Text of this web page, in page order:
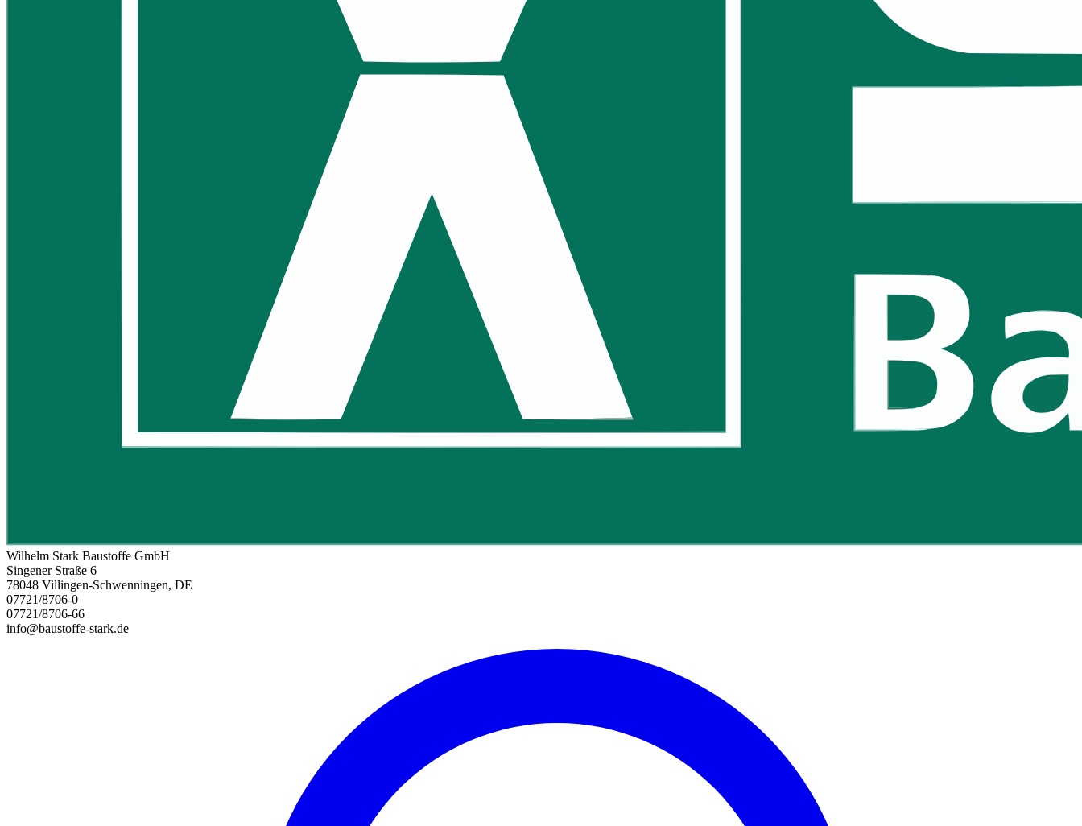
Wilhelm Stark Baustoffe GmbH
Singener Straße 6
78048 Villingen-Schwenningen, DE
07721/8706-0
07721/8706-66
info@baustoffe-stark.de